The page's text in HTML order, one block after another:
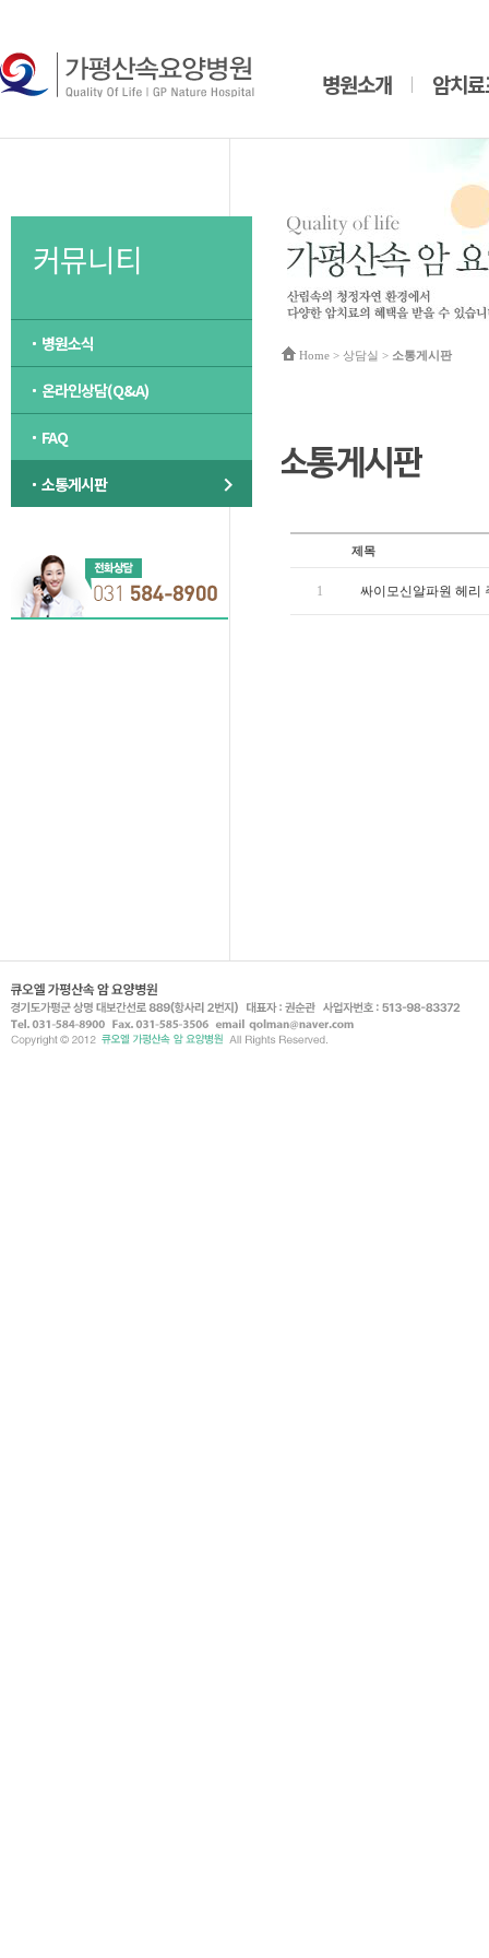
병원소개 암치
커뮤니티
병원소식
온라인상담(Q&A)
FAQ
소통게시판
Home > 상담실 > 소통게시판
제목
1 싸이모신알파원 헤리